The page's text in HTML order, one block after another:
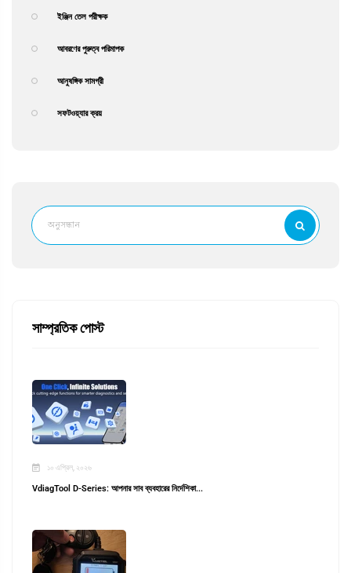
ইঞ্জিন তেল পরীক্ষক
আবরণের পুরুত্ব পরিমাপক
আনুষঙ্গিক সামগ্রী
সফটওয়্যার ক্রয়
সাম্প্রতিক পোস্ট
১০ এপ্রিল, ২০২৬
VdiagTool D-Series: আপনার সাব ব্যবহারের নির্দেশিকা...